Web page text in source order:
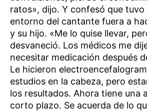
ratos», dijo. Y confesó que tuvo
entorno del cantante fuera a
y su hijo. «Me lo quise llevar,
desvaneció. Los médicos me
necesitar medicación después
Le hicieron
estudios en la cabeza, pero
los resultados. Ahora tiene una
corto plazo. Se acuerda de lo